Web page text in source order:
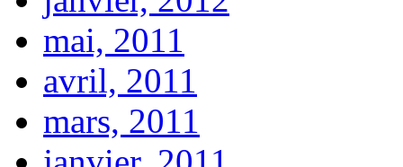
mai, 2011
avril, 2011
mars, 2011